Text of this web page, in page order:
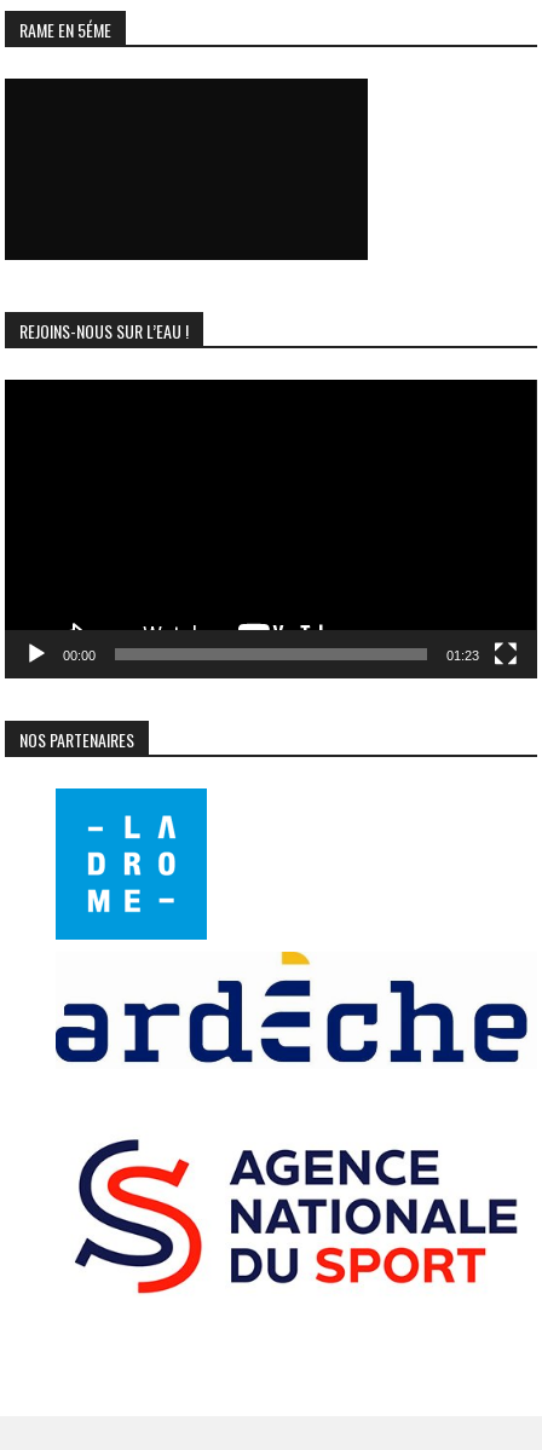
RAME EN 5ÉME
REJOINS-NOUS SUR L’EAU !
00:00 01:23
NOS PARTENAIRES